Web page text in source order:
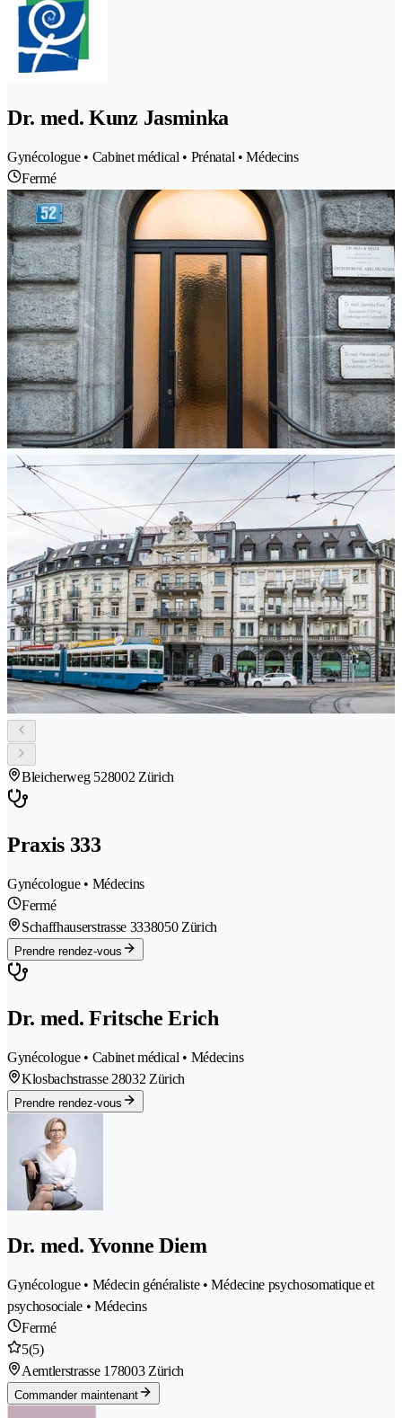
Dr. med. Kunz Jasminka
Gynécologue • Cabinet médical • Prénatal • Médecins
Fermé
Bleicherweg 528002 Zürich
Praxis 333
Gynécologue • Médecins
Fermé
Schaffhauserstrasse 3338050 Zürich
Prendre rendez-vous
Dr. med. Fritsche Erich
Gynécologue • Cabinet médical • Médecins
Klosbachstrasse 28032 Zürich
Prendre rendez-vous
Dr. med. Yvonne Diem
Gynécologue • Médecin généraliste • Médecine psychosomatique et
psychosociale • Médecins
Fermé
5(5)
Aemtlerstrasse 178003 Zürich
Commander maintenant